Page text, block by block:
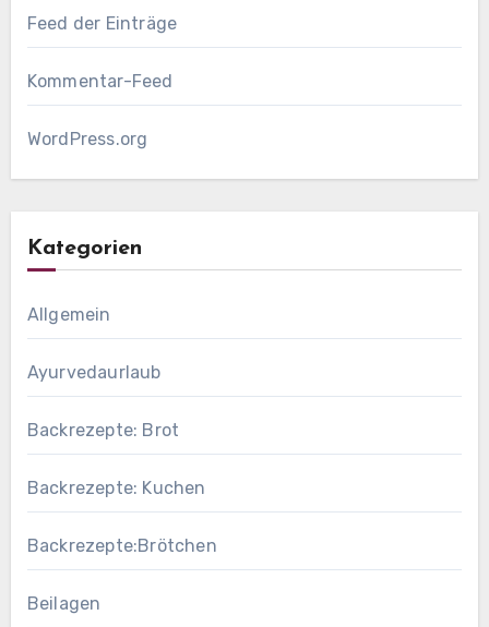
Feed der Einträge
Kommentar-Feed
WordPress.org
Kategorien
Allgemein
Ayurvedaurlaub
Backrezepte: Brot
Backrezepte: Kuchen
Backrezepte:Brötchen
Beilagen